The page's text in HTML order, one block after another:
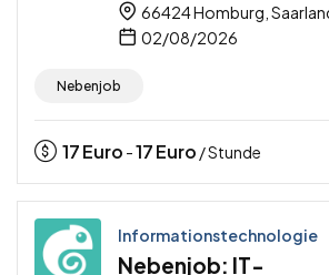
66424 Homburg,
02/08/2026
Nebenjob
17Euro -17Euro / Stunde
Informationstechnologie
Nebenjob: IT-